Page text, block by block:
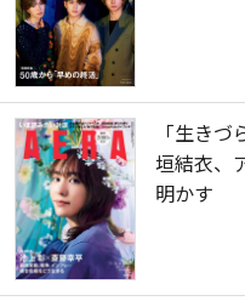
「生き
垣結衣、
明かす